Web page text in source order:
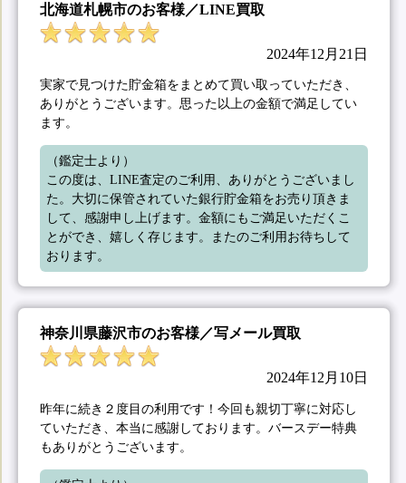
北海道札幌市のお客様／LINE買取
2024年12月21日
実家で見つけた貯金箱をまとめて買い取っていただき、
ありがとうございます。思った以上の金額で満足してい
ます。
（鑑定士より）
この度は、LINE査定のご利用、ありがとうございまし
た。大切に保管されていた銀行貯金箱をお売り頂きま
して、感謝申し上げます。金額にもご満足いただくこ
とができ、嬉しく存じます。またのご利用お待ちして
おります。
神奈川県藤沢市のお客様／写メール買取
2024年12月10日
昨年に続き２度目の利用です！今回も親切丁寧に対応し
ていただき、本当に感謝しております。バースデー特典
もありがとうございます。